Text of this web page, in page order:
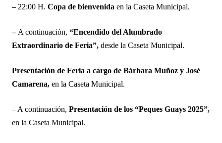
– 22:00 H. Copa de bienvenida en la Caseta Municipal.
– A continuación, “Encendido del Alumbrado
Extraordinario de Feria”, desde la Caseta Municipal.
Presentación de Feria a cargo de Bárbara Muñoz y José
Camarena, en la Caseta Municipal.
– A continuación, Presentación de los “Peques Guays 2025”,
en la Caseta Municipal.